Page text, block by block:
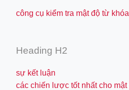
công cụ kiểm tra mật độ từ khóa
Heading H2
sự kết luận
các chiến lược tốt nhất cho mật